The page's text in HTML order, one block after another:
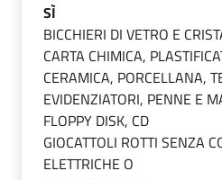
SÌ
BICCHIERI DI VETRO E
CARTA CHIMICA,
CERAMICA, PORCELLANA,
EVIDENZIATORI, PENNE E
FLOPPY DISK, CD
GIOCATTOLI ROTTI SENZA
ELETTRICHE O